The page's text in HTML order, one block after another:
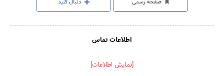
صفحه رسمی دنبال کنید
اطلاعات تماس
[نمایش اطلاعات]